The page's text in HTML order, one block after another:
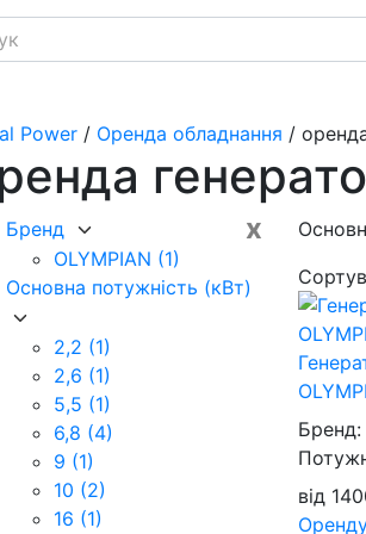
Power / Оренда обладнання /
x
Бренд
OLYMPIAN (1)
Основна потужність (кВт)
2,2 (1)
2,6 (1)
5,5 (1)
6,8 (4)
9 (1)
10 (2)
16 (1)
Бренд:
від